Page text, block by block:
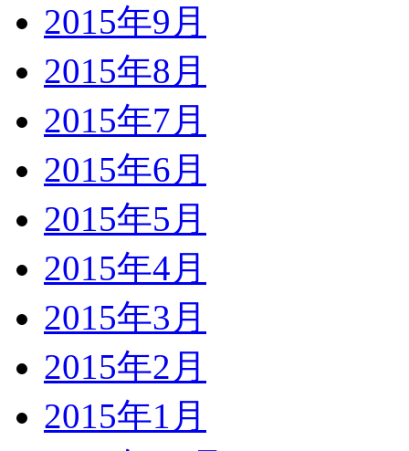
2015年9月
2015年8月
2015年7月
2015年6月
2015年5月
2015年4月
2015年3月
2015年2月
2015年1月